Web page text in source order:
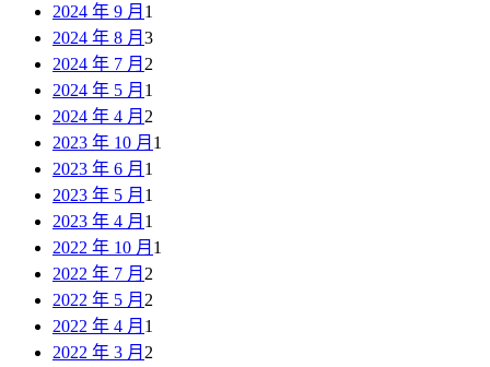
2024 年 9 月 1
2024 年 8 月 3
2024 年 7 月 2
2024 年 5 月 1
2024 年 4 月 2
2023 年 10 月 1
2023 年 6 月 1
2023 年 5 月 1
2023 年 4 月 1
2022 年 10 月 1
2022 年 7 月 2
2022 年 5 月 2
2022 年 4 月 1
2022 年 3 月 2